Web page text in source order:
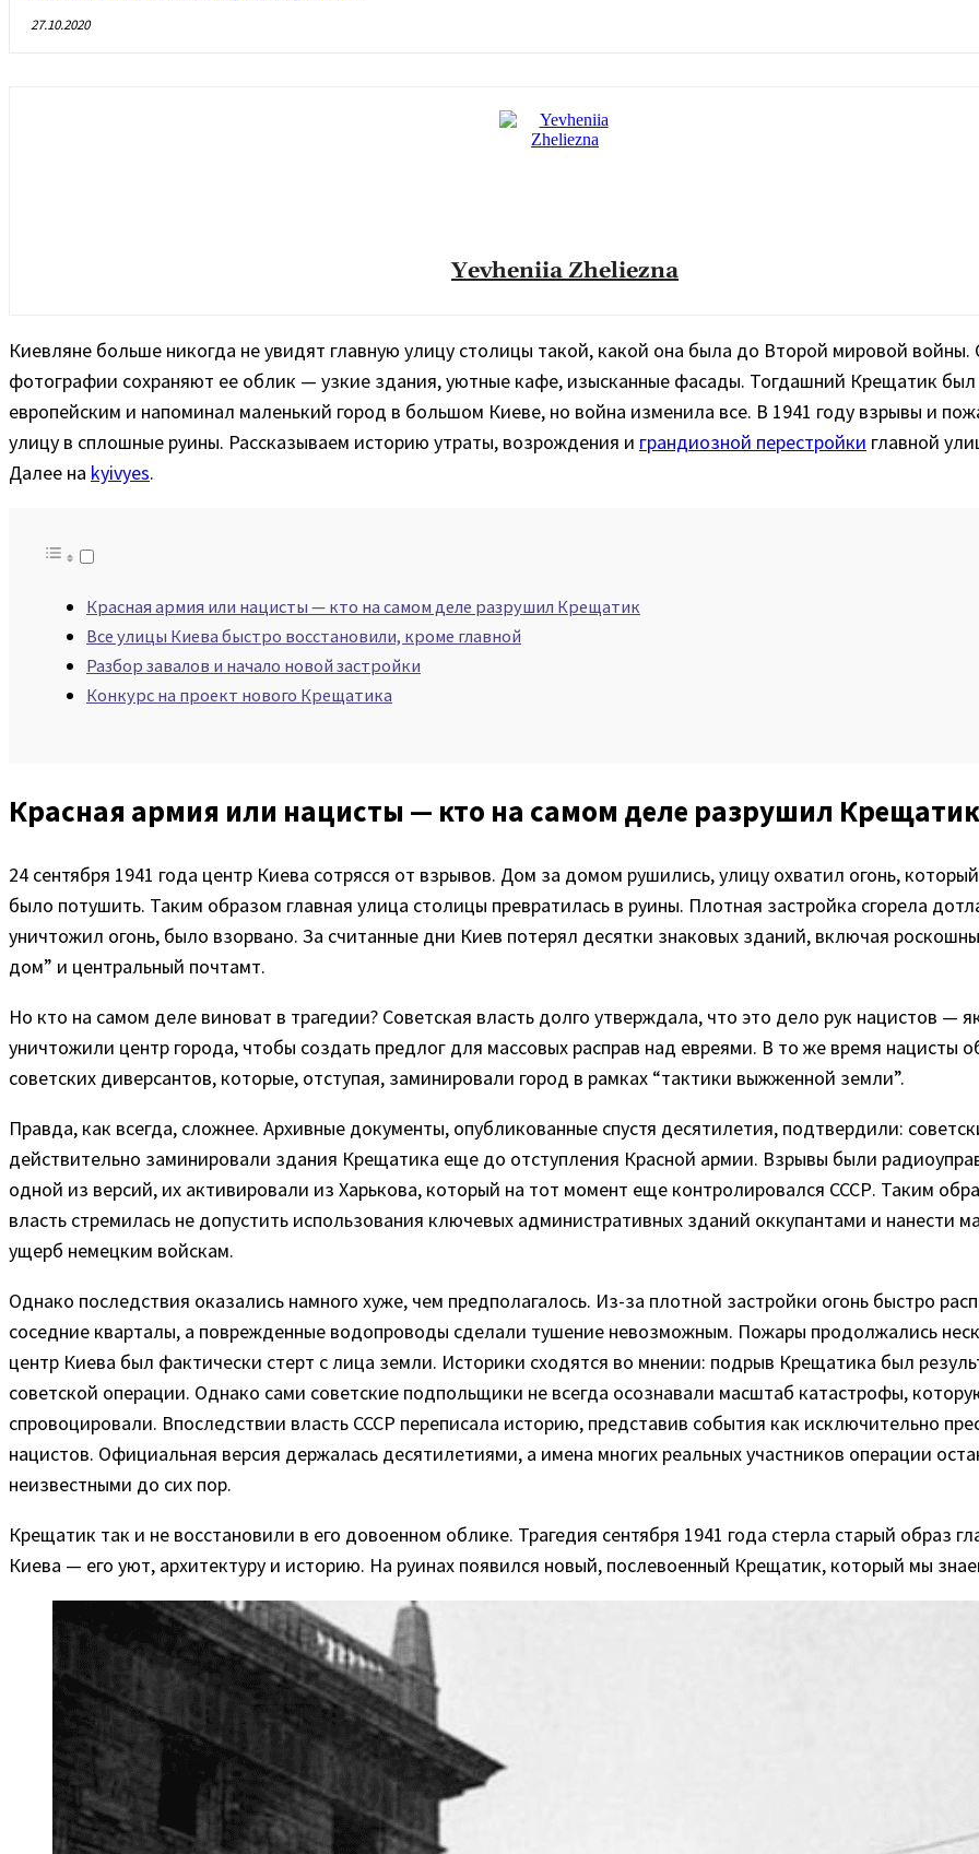
27.10.2020
Yevheniia Zheliezna
Киевляне больше никогда не увидят главную улицу столицы такой, какой она была до Второй мировой войны.
фотографии сохраняют ее облик — узкие здания, уютные кафе, изысканные фасады. Тогдашний Крещатик был
европейским и напоминал маленький город в большом Киеве, но война изменила все. В 1941 году взрывы и
улицу в сплошные руины. Рассказываем историю утраты, возрождения и грандиозной перестройки главной
Далее на kyivyes.
Красная армия или нацисты — кто на самом деле разрушил Крещатик
Все улицы Киева быстро восстановили, кроме главной
Разбор завалов и начало новой застройки
Конкурс на проект нового Крещатика
Красная армия или нацисты — кто на самом деле разрушил Крещатик
24 сентября 1941 года центр Киева сотрясся от взрывов. Дом за домом рушились, улицу охватил огонь,
было потушить. Таким образом главная улица столицы превратилась в руины. Плотная застройка сгорела
уничтожил огонь, было взорвано. За считанные дни Киев потерял десятки знаковых зданий, включая
дом” и центральный почтамт.
Но кто на самом деле виноват в трагедии? Советская власть долго утверждала, что это дело рук нацистов —
уничтожили центр города, чтобы создать предлог для массовых расправ над евреями. В то же время нацисты
советских диверсантов, которые, отступая, заминировали город в рамках “тактики выжженной земли”.
Правда, как всегда, сложнее. Архивные документы, опубликованные спустя десятилетия, подтвердили:
действительно заминировали здания Крещатика еще до отступления Красной армии. Взрывы были
одной из версий, их активировали из Харькова, который на тот момент еще контролировался СССР. Таким
власть стремилась не допустить использования ключевых административных зданий оккупантами и нанести
ущерб немецким войскам.
Однако последствия оказались намного хуже, чем предполагалось. Из-за плотной застройки огонь быстро
соседние кварталы, а поврежденные водопроводы сделали тушение невозможным. Пожары продолжались
центр Киева был фактически стерт с лица земли. Историки сходятся во мнении: подрыв Крещатика был
советской операции. Однако сами советские подпольщики не всегда осознавали масштаб катастрофы,
спровоцировали. Впоследствии власть СССР переписала историю, представив события как исключительно
нацистов. Официальная версия держалась десятилетиями, а имена многих реальных участников операции
неизвестными до сих пор.
Крещатик так и не восстановили в его довоенном облике. Трагедия сентября 1941 года стерла старый образ
Киева — его уют, архитектуру и историю. На руинах появился новый, послевоенный Крещатик, который мы